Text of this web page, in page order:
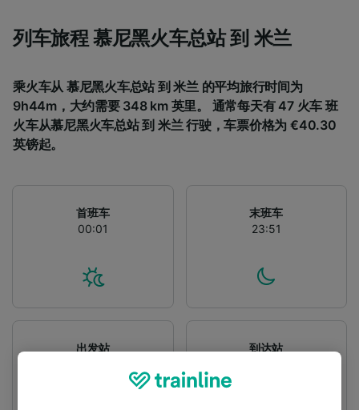
列车旅程 慕尼黑火车总站 到 米兰
乘火车从 慕尼黑火车总站 到 米兰 的平均旅行时间为
9h44m，大约需要 348 km 英里。 通常每天有 47 火车 班
火车从慕尼黑火车总站 到 米兰 行驶，车票价格为 €40.30
英镑起。
首班车
00:01
末班车
23:51
出发站
到达站